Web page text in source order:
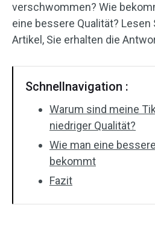
Drehen/Spiegeln
Stapelverarbeitung
Ohne Wasserzeichen
verschwommen? Wie
eine bessere Qualität?
Artikel, Sie erhalten die
Schnellnavigation :
Warum sind meine
niedriger Qualität?
Wie man eine
bekommt
Fazit